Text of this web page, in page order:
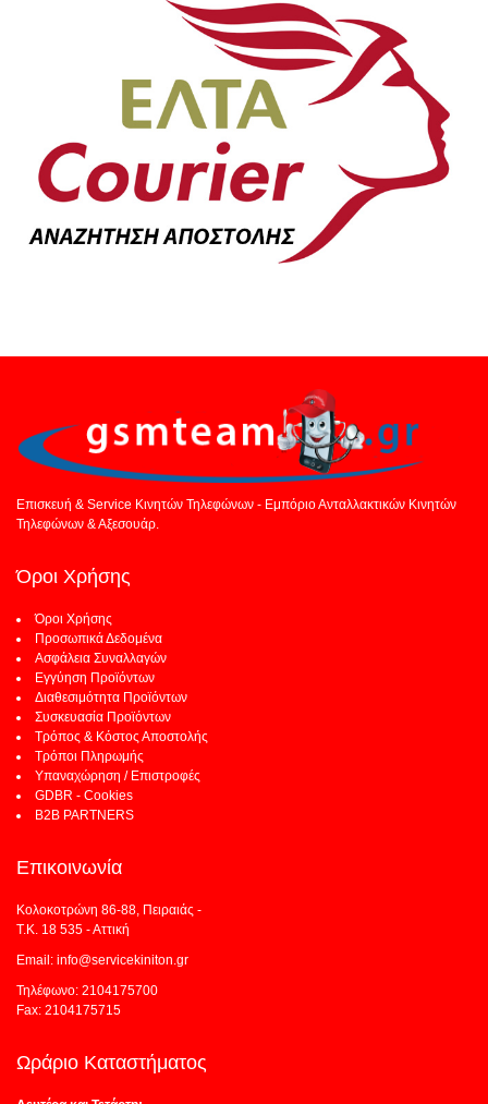
Επισκευή & Service Κινητών Τηλεφώνων - Εμπόριο Ανταλλακτικών Κινητών
Τηλεφώνων & Αξεσουάρ.
Όροι Χρήσης
Όροι Χρήσης
Προσωπικά Δεδομένα
Ασφάλεια Συναλλαγών
Εγγύηση Προϊόντων
Διαθεσιμότητα Προϊόντων
Συσκευασία Προϊόντων
Τρόπος & Κόστος Αποστολής
Τρόποι Πληρωμής
Υπαναχώρηση / Επιστροφές
GDBR - Cookies
B2B PARTNERS
Επικοινωνία
Κολοκοτρώνη 86-88, Πειραιάς -
Τ.Κ. 18 535 - Αττική
Email: info@servicekiniton.gr
Τηλέφωνο: 2104175700
Fax: 2104175715
Ωράριο Καταστήματος